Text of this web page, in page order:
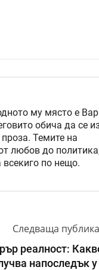
му място е
обича да се
Темите на
любов до
по нещо.
Следваща
реалност:
напоследък у